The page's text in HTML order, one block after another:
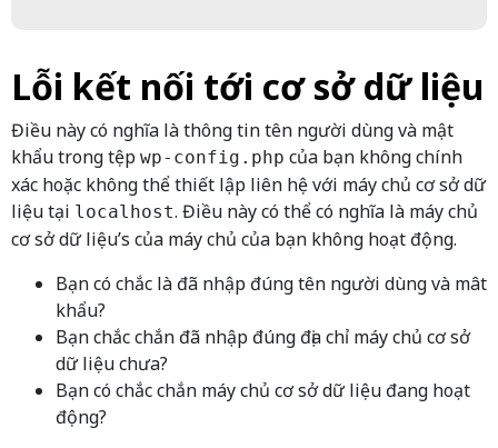
Lỗi kết nối tới cơ sở dữ liệu
Điều này có nghĩa là thông tin tên người dùng và mật
khẩu trong tệp wp-config.php của bạn không chính
xác hoặc không thể thiết lập liên hệ với máy chủ cơ sở dữ
liệu tại localhost. Điều này có thể có nghĩa là máy chủ
cơ sở dữ liệu’s của máy chủ của bạn không hoạt động.
Bạn có chắc là đã nhập đúng tên người dùng và mât
khẩu?
Bạn chắc chắn đã nhập đúng địa chỉ máy chủ cơ sở
dữ liệu chưa?
Bạn có chắc chắn máy chủ cơ sở dữ liệu đang hoạt
động?